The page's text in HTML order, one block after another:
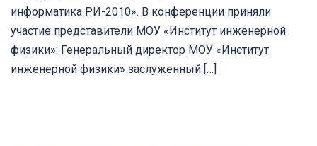
информатика РИ-2010». В конференции приняли
участие представители МОУ «Институт инженерной
физики»: Генеральный директор МОУ «Институт
инженерной физики» заслуженный […]